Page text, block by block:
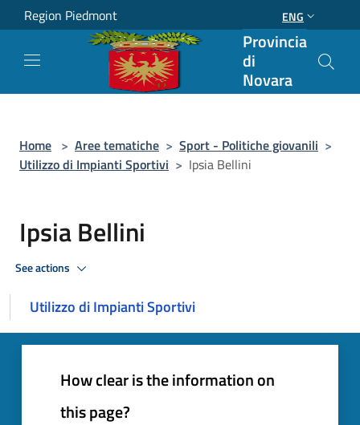
Salta al contenuto principale
Region Piedmont ENG
Provincia
di
Novara
Home > Aree tematiche > Sport - Politiche giovanili >
Utilizzo di Impianti Sportivi > Ipsia Bellini
Ipsia Bellini
See actions
Utilizzo di Impianti Sportivi
How clear is the information on
this page?